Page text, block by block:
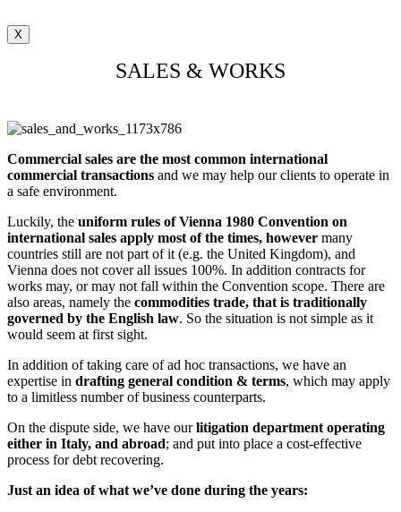
X
SALES & WORKS
Commercial sales are the most common international
commercial transactions and we may help our clients to operate in
a safe environment.
Luckily, the uniform rules of Vienna 1980 Convention on
international sales apply most of the times, however many
countries still are not part of it (e.g. the United Kingdom), and
Vienna does not cover all issues 100%. In addition contracts for
works may, or may not fall within the Convention scope. There are
also areas, namely the commodities trade, that is traditionally
governed by the English law. So the situation is not simple as it
would seem at first sight.
In addition of taking care of ad hoc transactions, we have an
expertise in drafting general condition & terms, which may apply
to a limitless number of business counterparts.
On the dispute side, we have ourlitigation department operating
either in Italy, and abroad; and put into place a cost-effective
process for debt recovering.
Just an idea of what we’ve done during the years: